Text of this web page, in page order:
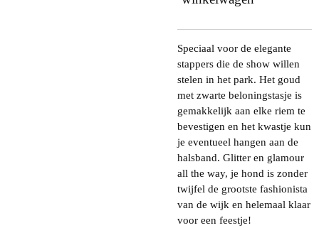
Speciaal voor de elegante
stappers die de show willen
stelen in het park. Het goud
met zwarte beloningstasje is
gemakkelijk aan elke riem te
bevestigen en het kwastje kun
je eventueel hangen aan de
halsband. Glitter en glamour
all the way, je hond is zonder
twijfel de grootste fashionista
van de wijk en helemaal klaar
voor een feestje!